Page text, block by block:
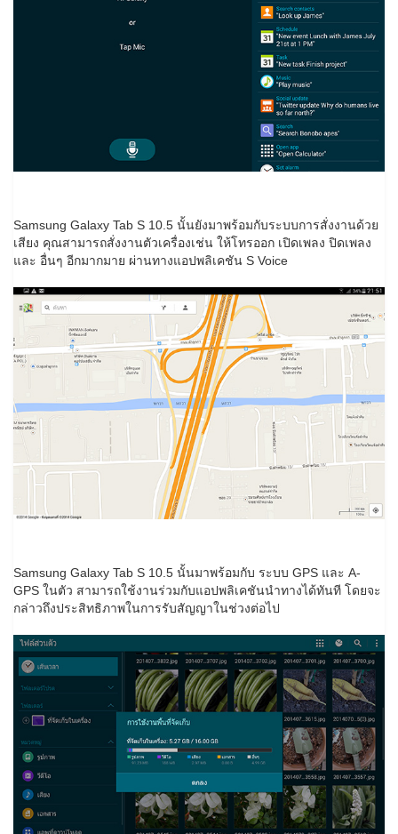
Samsung Galaxy Tab S 10.5 นั้นยังมาพร้อมกับระบบการสั่งงานด้วย
เสียง คุณสามารถสั่งงานตัวเครื่องเช่น ให้โทรออก เปิดเพลง ปิดเพลง
และ อื่นๆ อีกมากมาย ผ่านทางแอปพลิเคชัน S Voice
Samsung Galaxy Tab S 10.5 นั้นมาพร้อมกับ ระบบ GPS และ A-
GPS ในตัว สามารถใช้งานร่วมกับแอปพลิเคชันนำทางได้ทันที โดยจะ
กล่าวถึงประสิทธิภาพในการรับสัญญาในช่วงต่อไป